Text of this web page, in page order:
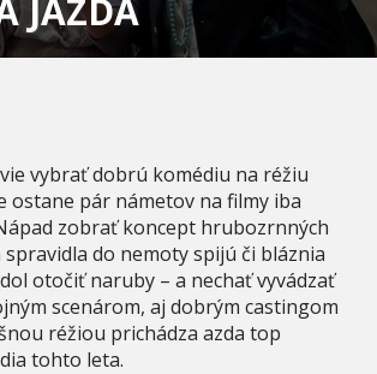
JAZDA
vybrať dobrú komédiu na réžiu
ostane pár námetov na filmy iba
zobrať koncept hrubozrnných
spravidla do nemoty spijú či bláznia
otočiť naruby – a nechať vyvádzať
scenárom, aj dobrým castingom
réžiou prichádza azda top
tohto leta.